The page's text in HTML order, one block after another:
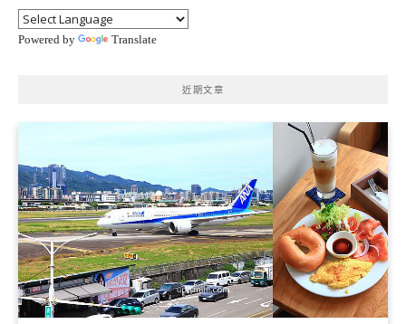
Powered by Translate
近期文章